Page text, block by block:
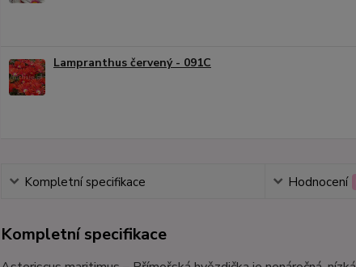
Lampranthus červený - 091C
Kompletní specifikace Hodnocení
Kompletní specifikace